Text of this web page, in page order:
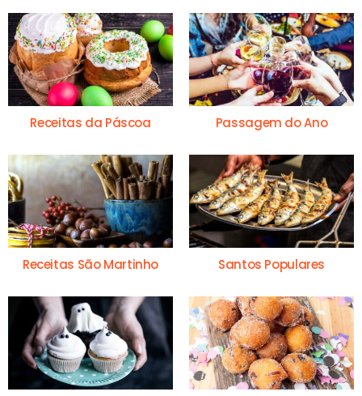
Receitas da Páscoa Passagem do Ano
Receitas São Martinho Santos Populares